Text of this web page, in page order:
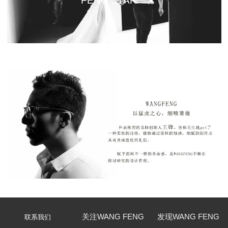
联系我们 关注WANG FENG 发现WANG FENG